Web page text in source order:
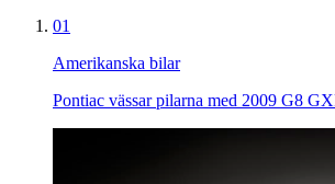
01
Amerikanska bilar
Pontiac vässar pilarna med 2009 G8